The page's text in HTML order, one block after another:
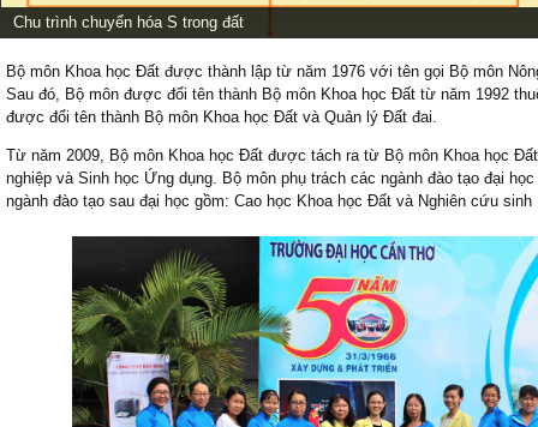
Chu trình chuyển hóa S trong đất
Bộ môn Khoa học Đất được thành lập từ năm 1976 với tên gọi Bộ môn
Sau đó, Bộ môn được đổi tên thành Bộ môn Khoa học Đất từ năm 1992
được đổi tên thành Bộ môn Khoa học Đất và Quản lý Đất đai.
Từ năm 2009, Bộ môn Khoa học Đất được tách ra từ Bộ môn Khoa học
nghiệp và Sinh học Ứng dụng. Bộ môn phụ trách các ngành đào tạo đại
ngành đào tạo sau đại học gồm: Cao học Khoa học Đất và Nghiên cứu